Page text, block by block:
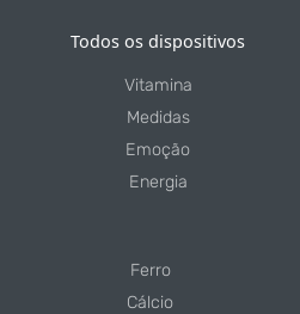
Todos os dispositivos
Vitamina
Medidas
Emoção
Energia
Ferro
Cálcio